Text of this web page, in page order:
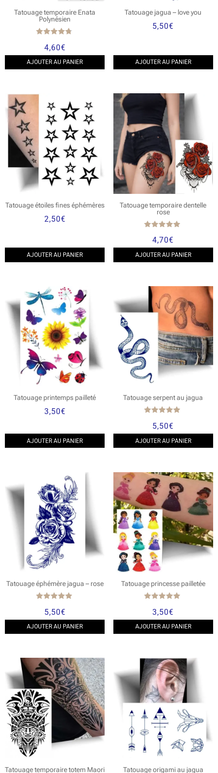
Tatouage temporaire Enata
Polynésien
4.60
sur 5
4,60€
AJOUTER AU PANIER
Tatouage jagua – love you
5,50€
AJOUTER AU PANIER
Tatouage étoiles fines éphémères
2,50€
AJOUTER AU PANIER
Tatouage temporaire dentelle
rose
5.00
sur 5
4,70€
AJOUTER AU PANIER
Tatouage printemps pailleté
3,50€
AJOUTER AU PANIER
Tatouage serpent au jagua
5.00
sur 5
5,50€
AJOUTER AU PANIER
Tatouage éphémère jagua – rose
5.00
sur 5
5,50€
AJOUTER AU PANIER
Tatouage princesse pailletée
5.00
sur 5
3,50€
AJOUTER AU PANIER
Tatouage temporaire totem Maori Tatouage origami au jagua